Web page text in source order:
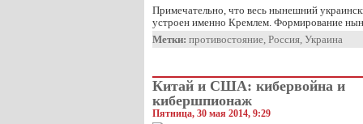
Примечательно, что весь нынешний
устроен именно Кремлем. Формирование
Метки: противостояние, Россия, Украина
Китай и США: кибервойна и
кибершпионаж
Пятница, 30 мая 2014, 9:29